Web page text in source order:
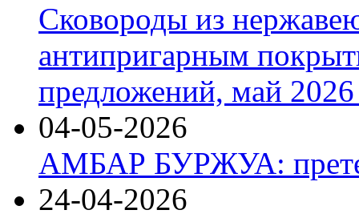
Сковороды из
антипригарным
предложений, май 2026
04-05-2026
АМБАР БУРЖУА:
24-04-2026